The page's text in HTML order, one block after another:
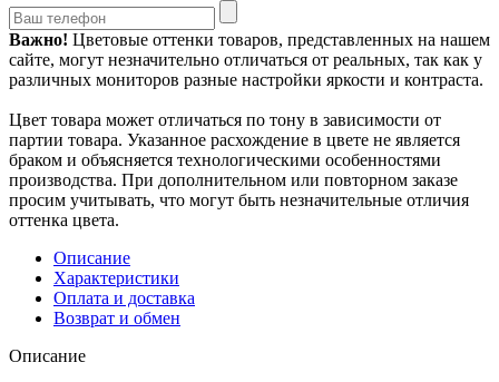
Важно! Цветовые оттенки товаров, представленных на нашем
сайте, могут незначительно отличаться от реальных, так как у
различных мониторов разные настройки яркости и контраста.
Цвет товара может отличаться по тону в зависимости от
партии товара. Указанное расхождение в цвете не является
браком и объясняется технологическими особенностями
производства. При дополнительном или повторном заказе
просим учитывать, что могут быть незначительные отличия
оттенка цвета.
Описание
Характеристики
Оплата и доставка
Возврат и обмен
Описание